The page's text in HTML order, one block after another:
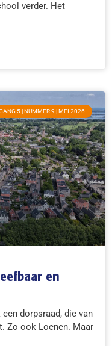
verder. Het
5 | NUMMER 9 | MEI 2026
en
dorpsraad, die van
Zo ook Loenen. Maar